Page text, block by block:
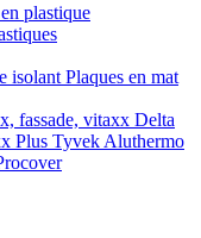
plastique
isolant Plaques en mat
fassade, vitaxx Delta
Plus Tyvek Aluthermo